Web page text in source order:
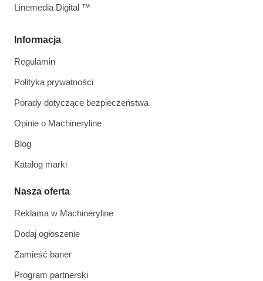
Informacja
Regulamin
Polityka prywatności
Porady dotyczące bezpieczeństwa
Opinie o Machineryline
Blog
Katalog marki
Nasza oferta
Reklama w Machineryline
Dodaj ogłoszenie
Zamieść baner
Program partnerski
Linemedia Digital ™